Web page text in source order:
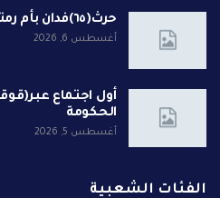
حرث(٦٥)فدان بأم رمته يدعم من الزكاة بالمحلية
أغسطس 6, 2026
أول اجتماع
الحكومة
أغسطس 5, 2026
الفئات الشعبية